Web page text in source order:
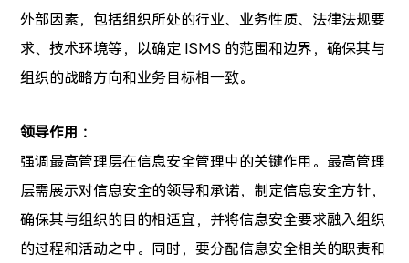
外部因素，包括组织所处的行业、业务性质、法律法规要
求、技术环境等，以确定 ISMS 的范围和边界，确保其与
组织的战略方向和业务目标相一致。
领导作用 ：
强调最高管理层在信息安全管理中的关键作用。最高管理
层需展示对信息安全的领导和承诺，制定信息安全方针，
确保其与组织的目的相适宜，并将信息安全要求融入组织
的过程和活动之中。同时，要分配信息安全相关的职责和